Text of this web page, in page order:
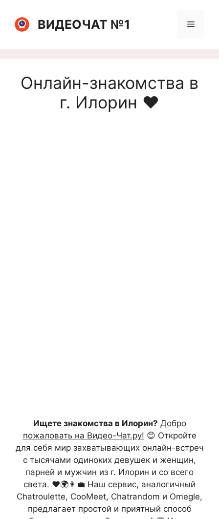
содержимомуВИДЕОЧАТ №1 Меню
Онлайн-знакомства в
г. Илорин ❤️
Ищете знакомства в Илорин? Добро
пожаловать на Видео-Чат.ру! 😊 Откройте
для себя мир захватывающих онлайн-встреч
с тысячами одиноких девушек и женщин,
парней и мужчин из г. Илорин и со всего
света. ❤️🌍👩‍💼 Наш сервис, аналогичный
Chatroulette, CooMeet, Chatrandom и Omegle,
предлагает простой и приятный способ